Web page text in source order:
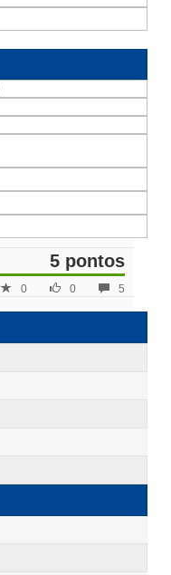
5 pontos
5
0
0